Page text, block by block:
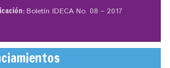
Boletín IDECA No. 08 – 2017